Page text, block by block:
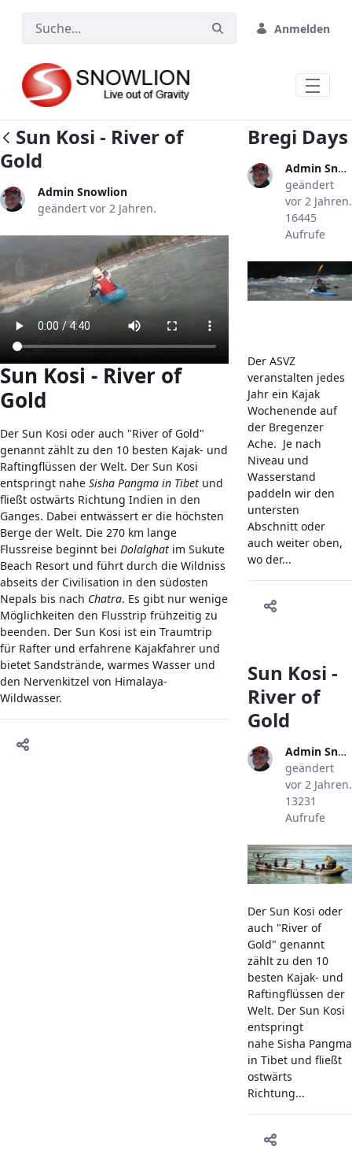
Zum Hauptinhalt springen
Anmelden
Sun Kosi - River of
Gold
Admin Snowlion
geändert vor 2 Jahren.
Sun Kosi - River of
Gold
Der Sun Kosi oder auch "River of Gold"
genannt zählt zu den 10 besten Kajak- und
Raftingflüssen der Welt. Der Sun Kosi
entspringt nahe Sisha Pangma in Tibet und
fließt ostwärts Richtung Indien in den
Ganges. Dabei entwässert er die höchsten
Berge der Welt. Die 270 km lange
Flussreise beginnt bei Dolalghat im Sukute
Beach Resort und führt durch die Wildniss
abseits der Civilisation in den südosten
Nepals bis nach Chatra. Es gibt nur wenige
Möglichkeiten den Flusstrip frühzeitig zu
beenden. Der Sun Kosi ist ein Traumtrip
für Rafter und erfahrene Kajakfahrer und
bietet Sandstrände, warmes Wasser und
den Nervenkitzel von Himalaya-
Wildwasser.
Bregi Days
Admin Snowlion
geändert
vor 2 Jahren.
16445
Aufrufe
Der ASVZ
veranstalten jedes
Jahr ein Kajak
Wochenende auf
der Bregenzer
Ache. Je nach
Niveau und
Wasserstand
paddeln wir den
untersten
Abschnitt oder
auch weiter oben,
wo der...
Sun Kosi -
River of
Gold
Admin Snowlion
geändert
vor 2 Jahren.
13231
Aufrufe
Der Sun Kosi oder
auch "River of
Gold" genannt
zählt zu den 10
besten Kajak- und
Raftingflüssen der
Welt. Der Sun Kosi
entspringt
nahe Sisha Pangma
in Tibet und fließt
ostwärts
Richtung...